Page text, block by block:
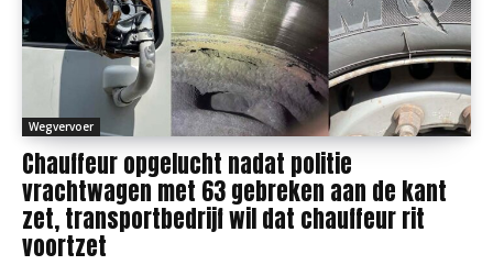
Wegvervoer
Chauffeur opgelucht nadat politie
vrachtwagen met 63 gebreken aan de kant
zet, transportbedrijf wil dat chauffeur rit
voortzet